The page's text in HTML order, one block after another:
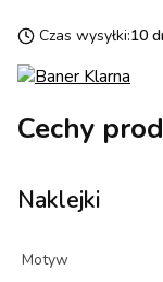
Czas wysyłki:10
Cechy
Naklejki
Motyw